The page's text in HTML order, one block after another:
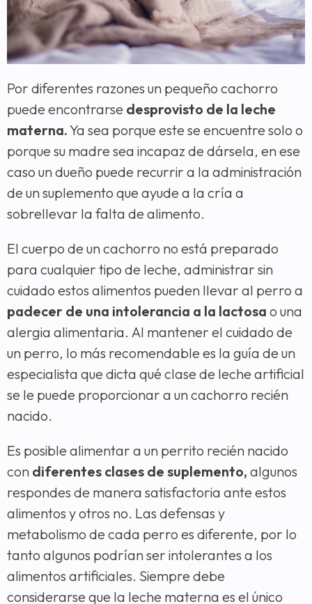
Por diferentes razones un pequeño cachorro
puede encontrarse desprovisto de la leche
materna.Ya sea porque este se encuentre solo o
porque su madre sea incapaz de dársela, en ese
caso un dueño puede recurrir a la administración
de un suplemento que ayude a la cría a
sobrellevar la falta de alimento.
El cuerpo de un cachorro no está preparado
para cualquier tipo de leche, administrar sin
cuidado estos alimentos pueden llevar al perro a
padecer de una intolerancia a la lactosa o una
alergia alimentaria. Al mantener el cuidado de
un perro, lo más recomendable es la guía de un
especialista que dicta qué clase de leche artificial
se le puede proporcionar a un cachorro recién
nacido.
Es posible alimentar a un perrito recién nacido
con diferentes clases de suplemento, algunos
respondes de manera satisfactoria ante estos
alimentos y otros no. Las defensas y
metabolismo de cada perro es diferente, por lo
tanto algunos podrían ser intolerantes a los
alimentos artificiales. Siempre debe
considerarse que la leche materna es el único